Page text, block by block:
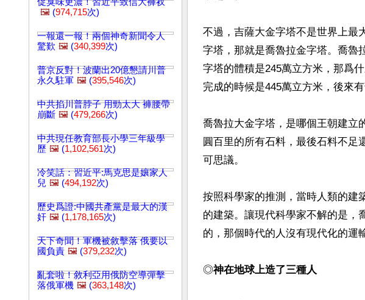
🖼️ (974,715次)
一報還一報！兩個神奇新聞令人
驚歎 🖼️ (340,399次)
普京反對！波蘭出20億懇請川普
永久駐軍 🖼️ (395,546次)
中共掐川普脖子 用勁太大 褲腰帶
崩斷 🖼️ (479,266次)
中共現任教育部長小學三年級學
歷 🖼️ (1,102,561次)
冷笑話：習近平:馬克思是孃家人
兒 🖼️ (494,192次)
歷史爲證:中國共產黨是最大的漢
奸 🖼️ (1,178,165次)
天下奇聞！軍機被敘擊落 俄要以
國負責 🖼️ (379,232次)
亂套啦！敘利亞用俄防空導彈擊
落俄軍機 🖼️ (363,148次)
不過，吉薩大金字塔不是世界上最
字塔，那就是喬魯拉金字塔。喬魯
字塔的體積是245萬立方米，那爲
完成的時候是445萬立方米，後來有
喬魯拉大金字塔，是哪個王朝建立
圓百里的所有石料，最後石料不足
可思議。
按照科學家的推測，當時人類的建
的建築。讓現代科學家不解的是，
的，那個時代的人沒有現代化的運
◎神在地球上造了三種人